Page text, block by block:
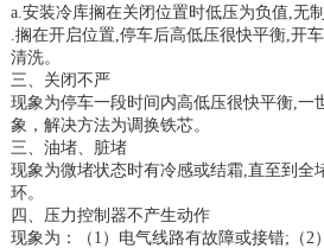
a.安装冷库搁在关闭位置时低压为负值,无制
.搁在开启位置,停车后高低压很快平衡,开
清洗。
三、关闭不严
现象为停车一段时间内高低压很快平衡,一
象，解决方法为调换铁芯。
三、油堵、脏堵
现象为微堵状态时有冷感或结霜,直至到全
环。
四、压力控制器不产生动作
现象为：（1）电气线路有故障或接错;（2